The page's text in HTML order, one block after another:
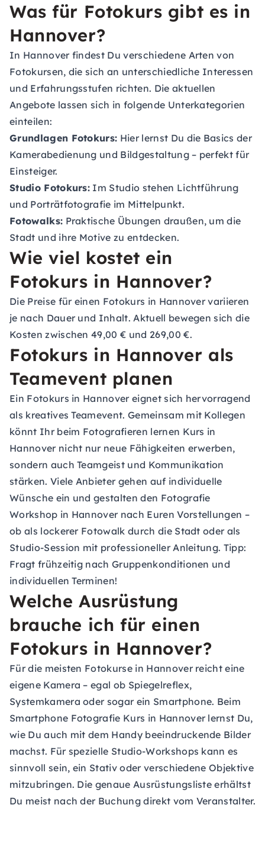
Was für Fotokurs gibt es in
Hannover?
In Hannover findest Du verschiedene Arten von
Fotokursen, die sich an unterschiedliche Interessen
und Erfahrungsstufen richten. Die aktuellen
Angebote lassen sich in folgende Unterkategorien
einteilen:
Grundlagen Fotokurs: Hier lernst Du die Basics der
Kamerabedienung und Bildgestaltung – perfekt für
Einsteiger.
Studio Fotokurs: Im Studio stehen Lichtführung
und Porträtfotografie im Mittelpunkt.
Fotowalks: Praktische Übungen draußen, um die
Stadt und ihre Motive zu entdecken.
Wie viel kostet ein
Fotokurs in Hannover?
Die Preise für einen Fotokurs in Hannover variieren
je nach Dauer und Inhalt. Aktuell bewegen sich die
Kosten zwischen 49,00 € und 269,00 €.
Fotokurs in Hannover als
Teamevent planen
Ein Fotokurs in Hannover eignet sich hervorragend
als kreatives Teamevent. Gemeinsam mit Kollegen
könnt Ihr beim Fotografieren lernen Kurs in
Hannover nicht nur neue Fähigkeiten erwerben,
sondern auch Teamgeist und Kommunikation
stärken. Viele Anbieter gehen auf individuelle
Wünsche ein und gestalten den Fotografie
Workshop in Hannover nach Euren Vorstellungen –
ob als lockerer Fotowalk durch die Stadt oder als
Studio-Session mit professioneller Anleitung. Tipp:
Fragt frühzeitig nach Gruppenkonditionen und
individuellen Terminen!
Welche Ausrüstung
brauche ich für einen
Fotokurs in Hannover?
Für die meisten Fotokurse in Hannover reicht eine
eigene Kamera – egal ob Spiegelreflex,
Systemkamera oder sogar ein Smartphone. Beim
Smartphone Fotografie Kurs in Hannover lernst Du,
wie Du auch mit dem Handy beeindruckende Bilder
machst. Für spezielle Studio-Workshops kann es
sinnvoll sein, ein Stativ oder verschiedene Objektive
mitzubringen. Die genaue Ausrüstungsliste erhältst
Du meist nach der Buchung direkt vom Veranstalter.